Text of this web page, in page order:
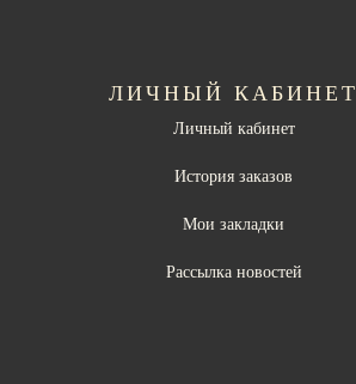
ЛИЧНЫЙ КАБИНЕТ
Личный кабинет
История заказов
Мои закладки
Рассылка новостей